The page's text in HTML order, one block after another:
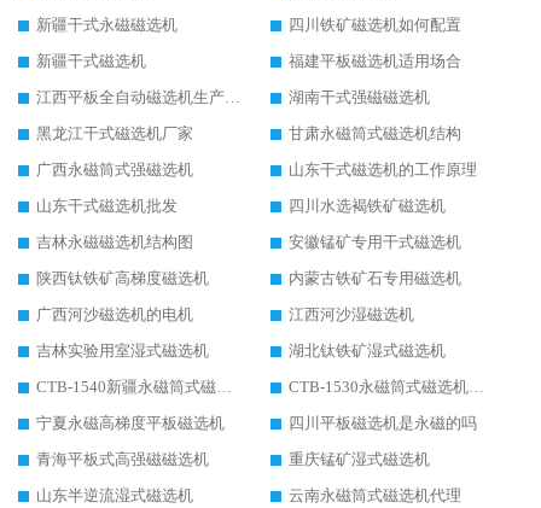
新疆干式永磁磁选机
四川铁矿磁选机如何配置
新疆干式磁选机
福建平板磁选机适用场合
江西平板全自动磁选机生产厂家
湖南干式强磁磁选机
黑龙江干式磁选机厂家
甘肃永磁筒式磁选机结构
广西永磁筒式强磁选机
山东干式磁选机的工作原理
山东干式磁选机批发
四川水选褐铁矿磁选机
吉林永磁磁选机结构图
安徽锰矿专用干式磁选机
陕西钛铁矿高梯度磁选机
内蒙古铁矿石专用磁选机
广西河沙磁选机的电机
江西河沙湿磁选机
吉林实验用室湿式磁选机
湖北钛铁矿湿式磁选机
CTB-1540新疆永磁筒式磁选机
CTB-1530永磁筒式磁选机代理商
宁夏永磁高梯度平板磁选机
四川平板磁选机是永磁的吗
青海平板式高强磁磁选机
重庆锰矿湿式磁选机
山东半逆流湿式磁选机
云南永磁筒式磁选机代理